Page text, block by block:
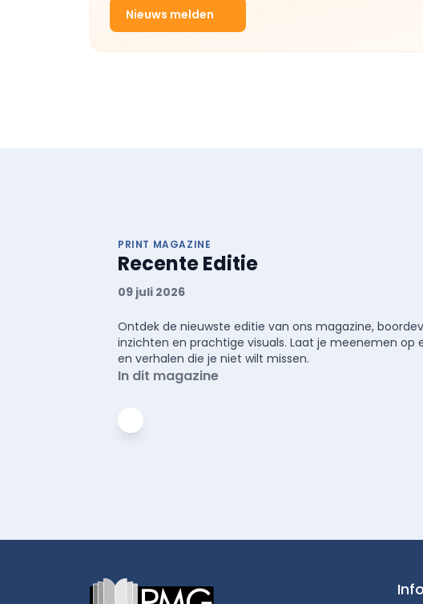
Nieuws melden
PRINT MAGAZINE
Recente Editie
09 juli 2026
Ontdek de nieuwste editie van ons magazine,
inzichten en prachtige visuals. Laat je meenemen
en verhalen die je niet wilt missen.
In dit magazine